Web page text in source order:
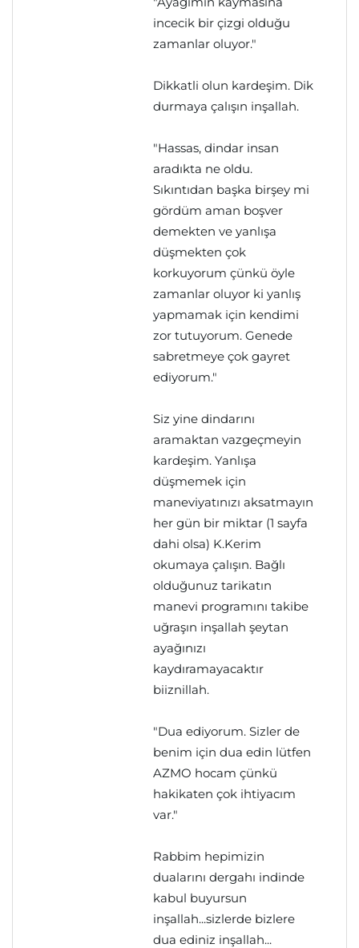
incecik bir çizgi olduğu
zamanlar oluyor."
Dikkatli olun kardeşim. Dik
durmaya çalışın inşallah.
"Hassas, dindar insan
aradıkta ne oldu.
Sıkıntıdan başka birşey mi
gördüm aman boşver
demekten ve yanlışa
düşmekten çok
korkuyorum çünkü öyle
zamanlar oluyor ki yanlış
yapmamak için kendimi
zor tutuyorum. Genede
sabretmeye çok gayret
ediyorum."
Siz yine dindarını
aramaktan vazgeçmeyin
kardeşim. Yanlışa
düşmemek için
maneviyatınızı aksatmayın
her gün bir miktar (1 sayfa
dahi olsa) K.Kerim
okumaya çalışın. Bağlı
olduğunuz tarikatın
manevi programını takibe
uğraşın inşallah şeytan
ayağınızı
kaydıramayacaktır
biiznillah.
"Dua ediyorum. Sizler de
benim için dua edin lütfen
AZMO hocam çünkü
hakikaten çok ihtiyacım
var."
Rabbim hepimizin
dualarını dergahı indinde
kabul buyursun
inşallah...sizlerde bizlere
dua ediniz inşallah...